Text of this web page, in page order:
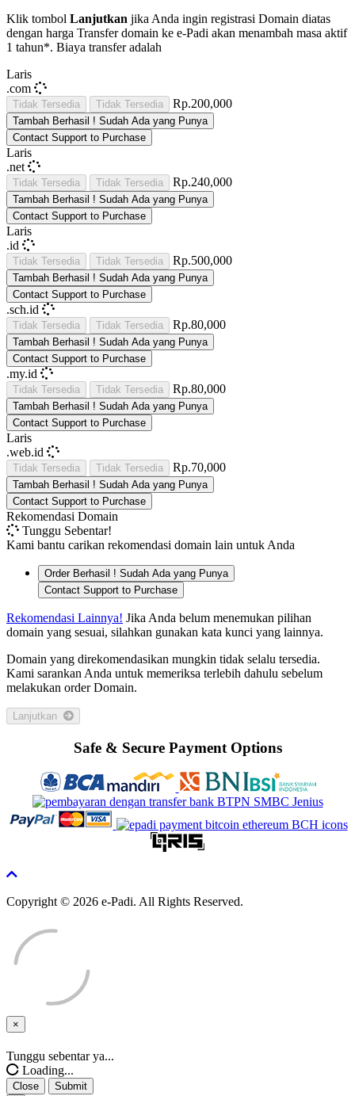
Klik tombol Lanjutkan jika Anda ingin registrasi Domain diatas
dengan harga Transfer domain ke e-Padi akan menambah masa aktif
1 tahun*. Biaya transfer adalah
Laris
.com
Tidak Tersedia Tidak Tersedia Rp.200,000
Tambah Berhasil ! Sudah Ada yang Punya
Contact Support to Purchase
Laris
.net
Tidak Tersedia Tidak Tersedia Rp.240,000
Tambah Berhasil ! Sudah Ada yang Punya
Contact Support to Purchase
Laris
.id
Tidak Tersedia Tidak Tersedia Rp.500,000
Tambah Berhasil ! Sudah Ada yang Punya
Contact Support to Purchase
.sch.id
Tidak Tersedia Tidak Tersedia Rp.80,000
Tambah Berhasil ! Sudah Ada yang Punya
Contact Support to Purchase
.my.id
Tidak Tersedia Tidak Tersedia Rp.80,000
Tambah Berhasil ! Sudah Ada yang Punya
Contact Support to Purchase
Laris
.web.id
Tidak Tersedia Tidak Tersedia Rp.70,000
Tambah Berhasil ! Sudah Ada yang Punya
Contact Support to Purchase
Rekomendasi Domain
Tunggu Sebentar!
Kami bantu carikan rekomendasi domain lain untuk Anda
Order Berhasil ! Sudah Ada yang Punya
Contact Support to Purchase
Rekomendasi Lainnya! Jika Anda belum menemukan pilihan
domain yang sesuai, silahkan gunakan kata kunci yang lainnya.
Domain yang direkomendasikan mungkin tidak selalu tersedia.
Kami sarankan Anda untuk memeriksa terlebih dahulu sebelum
melakukan order Domain.
Safe & Secure Payment Options
Copyright © 2026 e-Padi. All Rights Reserved.
×
Close
Tunggu sebentar ya...
Loading...
Close Submit